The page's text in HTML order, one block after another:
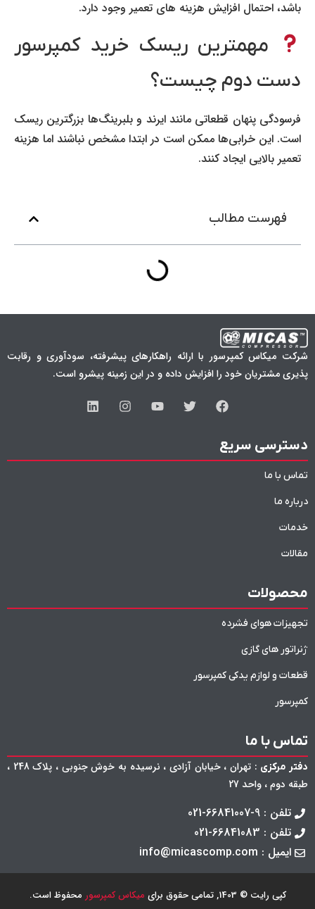
باشد، احتمال افزایش هزینه های تعمیر وجود دارد.
مهمترین ریسک خرید کمپرسور
دست دوم چیست؟
فرسودگی پنهان قطعاتی مانند ایرند و بلبرینگ‌ها بزرگترین ریسک
است. این خرابی‌ها ممکن است در ابتدا مشخص نباشند اما هزینه
تعمیر بالایی ایجاد کنند.
فهرست مطالب
شرکت میکاس کمپرسور با ارائه راهکارهای پیشرفته، سودآوری و رقابت
پذیری مشتریان خود را افزایش داده و در این زمینه پیشرو است.
دسترسی سریع
تماس با ما
درباره ما
خدمات
مقالات
محصولات
تجهیزات هوای فشرده
ژنراتور های گازی
قطعات و لوازم یدکی کمپرسور
کمپرسور
تماس با ما
دفتر مرکزی
: تهران ، خیابان آزادی ، نرسیده به خوش جنوبی ، پلاک 248 ،
طبقه دوم ، واحد 27
تلفن : 9-66841007-021
تلفن : 66841083-021
ایمیل : info@micascomp.com
کپی رایت © 1403, تمامی حقوق برای میکاس کمپرسور محفوظ است.